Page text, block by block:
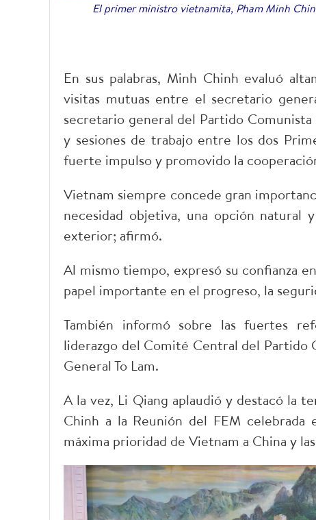
El primer ministro vietnamita, Pham Minh
En sus palabras, Minh Chinh evaluó
visitas mutuas entre el secretario
secretario general del Partido
y sesiones de trabajo entre los dos
fuerte impulso y promovido la
Vietnam siempre concede gran
necesidad objetiva, una opción natural
exterior; afirmó.
Al mismo tiempo, expresó su confianza
papel importante en el progreso, la
También informó sobre las fuertes
liderazgo del Comité Central del Partido
General To Lam.
A la vez, Li Qiang aplaudió y destacó la
Chinh a la Reunión del FEM
máxima prioridad de Vietnam a China y